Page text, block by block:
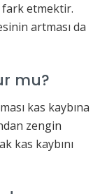
fark etmektir.
artması da
mu?
kas kaybına
zengin
kas kaybını